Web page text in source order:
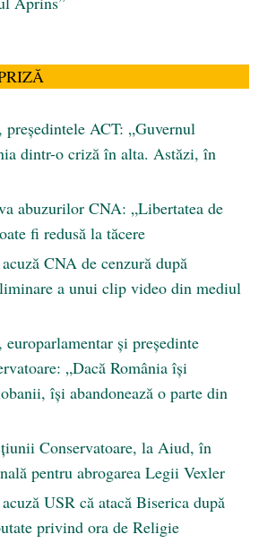
ACT: „Guvernul
dintr-o criză în alta. Astăzi, în
abuzurilor CNA: „Libertatea de
fi redusă la tăcere
CNA de cenzură după
a unui clip video din mediul
și președinte
„Dacă România își
își abandonează o parte din
Conservatoare, la Aiud, în
pentru abrogarea Legii Vexler
USR că atacă Biserica după
privind ora de Religie